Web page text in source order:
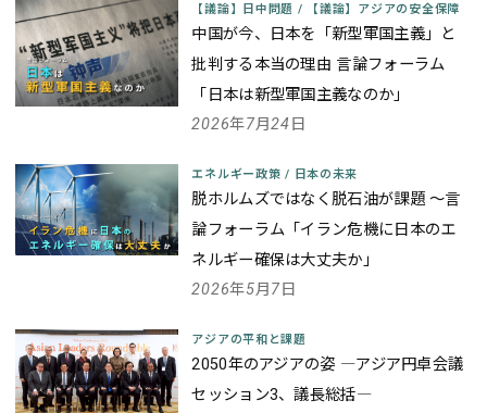
【議論】日中問題 / 【議論】アジアの安全保障
中国が今、日本を「新型軍国主義」と
批判する本当の理由 言論フォーラム
「日本は新型軍国主義なのか」
2026年7月24日
エネルギー政策/ 日本の未来
脱ホルムズではなく脱石油が課題 ～言
論フォーラム「イラン危機に日本のエ
ネルギー確保は大丈夫か」
2026年5月7日
アジアの平和と課題
2050年のアジアの姿 ―アジア円卓会議
セッション3、議長総括―